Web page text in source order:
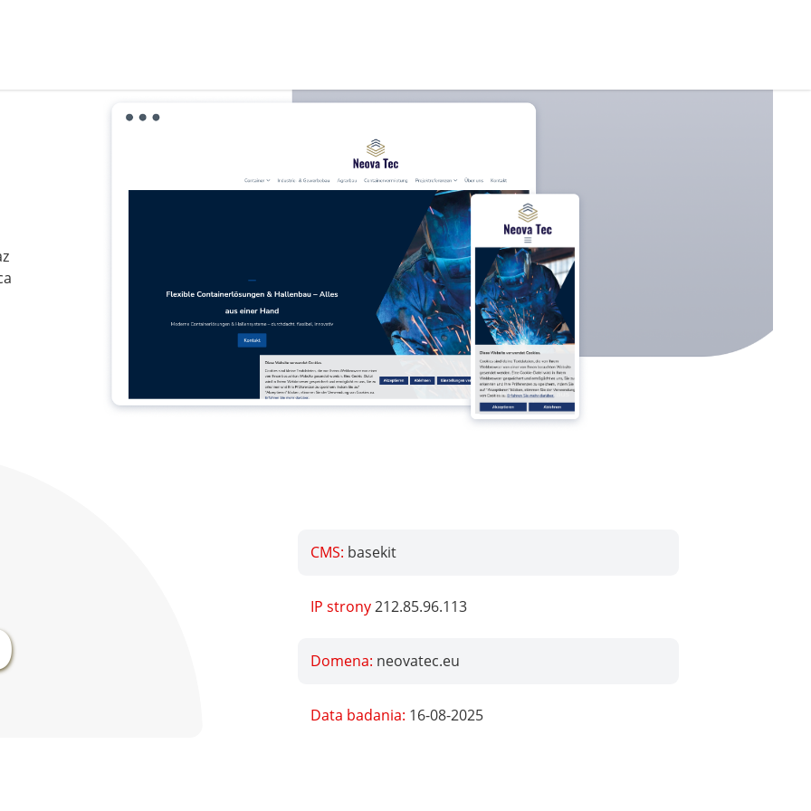
CMS: basekit
IP strony212.85.96.113
Domena: neovatec.eu
Data badania: 16-08-2025